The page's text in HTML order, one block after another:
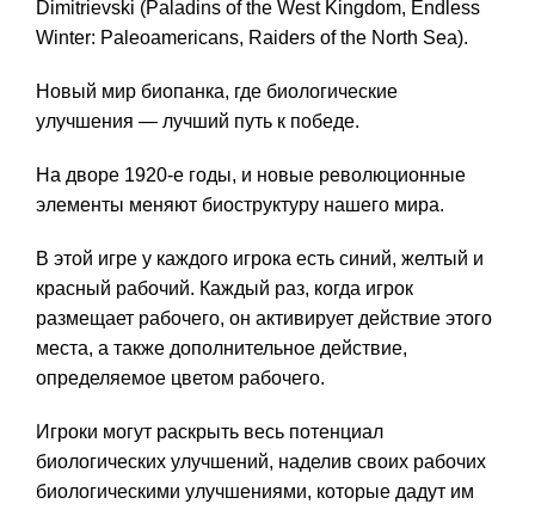
Dimitrievski (Paladins of the West Kingdom, Endless
Winter: Paleoamericans, Raiders of the North Sea).
Новый мир биопанка, где биологические
улучшения — лучший путь к победе.
На дворе 1920-е годы, и новые революционные
элементы меняют биоструктуру нашего мира.
В этой игре у каждого игрока есть синий, желтый и
красный рабочий. Каждый раз, когда игрок
размещает рабочего, он активирует действие этого
места, а также дополнительное действие,
определяемое цветом рабочего.
Игроки могут раскрыть весь потенциал
биологических улучшений, наделив своих рабочих
биологическими улучшениями, которые дадут им